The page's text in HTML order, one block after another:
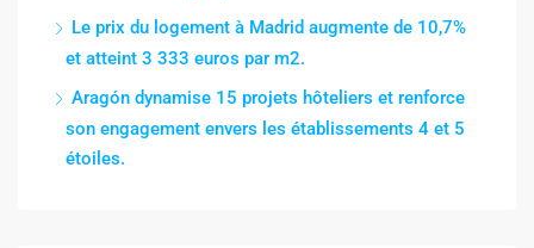
Le prix du logement à Madrid augmente de 10,7%
et atteint 3 333 euros par m2.
Aragón dynamise 15 projets hôteliers et renforce
son engagement envers les établissements 4 et 5
étoiles.